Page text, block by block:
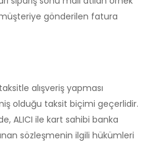
gönderilen fatura
alışveriş yapması
olduğu taksit biçimi geçerlidir.
ALICI ile kart sahibi banka
sözleşmenin ilgili hükümleri